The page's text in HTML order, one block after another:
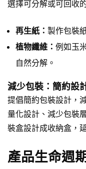
選擇可分解或可回收
再生紙： 製作包裝
植物纖維： 例如玉
自然分解。
減少包裝：簡約設
提倡簡約包裝設計，
量化設計、減少包裝
裝盒設計成收納盒，
產品生命週